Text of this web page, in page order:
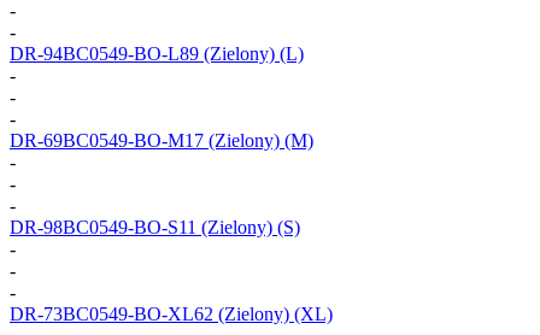
-
-
DR-94BC0549-BO-L89 (Zielony) (L)
-
-
-
DR-69BC0549-BO-M17 (Zielony) (M)
-
-
-
DR-98BC0549-BO-S11 (Zielony) (S)
-
-
-
DR-73BC0549-BO-XL62 (Zielony) (XL)